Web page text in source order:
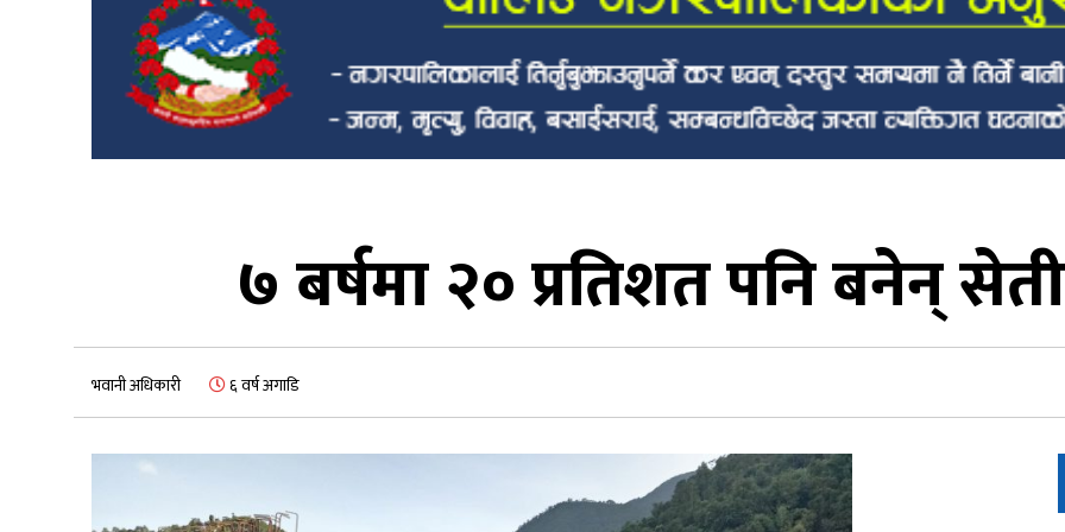
७ बर्षमा २० प्रतिशत पनि बनेन्
भवानी अधिकारी ६ वर्ष अगाडि